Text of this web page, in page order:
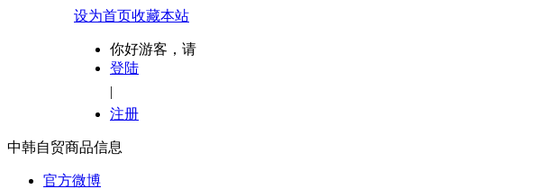
设为首页收藏本站
你好游客，请
登陆
|
注册
中韩自贸商品信息
官方微博